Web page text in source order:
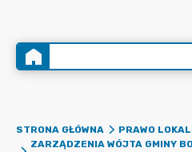
STRONA GŁÓWNA PRAWO
ZARZĄDZENIA WÓJTA GMINY